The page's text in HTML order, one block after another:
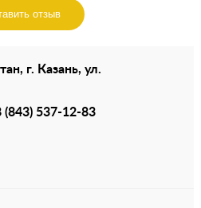
отзыв
г. Казань, ул.
(843) 537-12-83